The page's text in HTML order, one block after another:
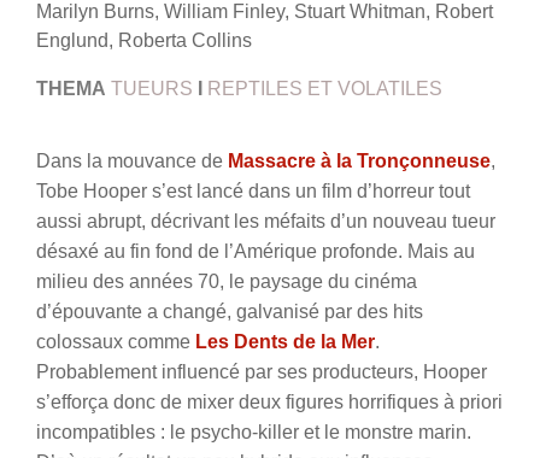
Marilyn Burns, William Finley, Stuart Whitman, Robert
Englund, Roberta Collins
THEMA TUEURS REPTILES ET VOLATILES
Dans la mouvance de Massacre à la Tronçonneuse,
Tobe Hooper s’est lancé dans un film d’horreur tout
aussi abrupt, décrivant les méfaits d’un nouveau tueur
désaxé au fin fond de l’Amérique profonde. Mais au
milieu des années 70, le paysage du cinéma
d’épouvante a changé, galvanisé par des hits
colossaux comme Les Dents de la Mer.
Probablement influencé par ses producteurs, Hooper
s’efforça donc de mixer deux figures horrifiques à priori
incompatibles : le psycho-killer et le monstre marin.